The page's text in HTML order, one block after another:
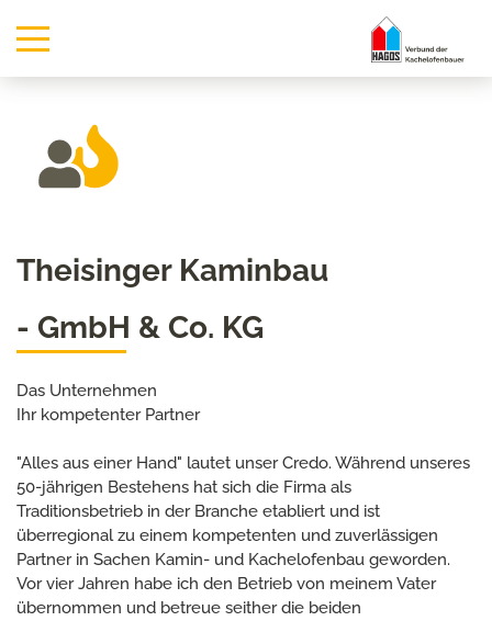
Theisinger Kaminbau
- GmbH & Co. KG
Das Unternehmen
Ihr kompetenter Partner
"Alles aus einer Hand" lautet unser Credo. Während unseres
50-jährigen Bestehens hat sich die Firma als
Traditionsbetrieb in der Branche etabliert und ist
überregional zu einem kompetenten und zuverlässigen
Partner in Sachen Kamin- und Kachelofenbau geworden.
Vor vier Jahren habe ich den Betrieb von meinem Vater
übernommen und betreue seither die beiden